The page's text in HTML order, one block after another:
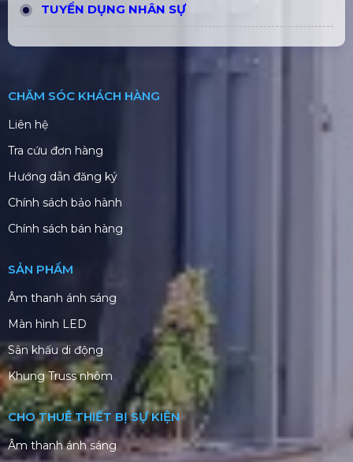
TUYỂN DỤNG NHÂN SỰ
CHĂM SÓC KHÁCH HÀNG
Liên hệ
Tra cứu đơn hàng
Hướng dẫn đăng ký
Chính sách bảo hành
Chính sách bán hàng
SẢN PHẨM
Âm thanh ánh sáng
Màn hình LED
Sân khấu di động
Khung Truss nhôm
CHO THUÊ THIẾT BỊ SỰ KIỆN
Âm thanh ánh sáng